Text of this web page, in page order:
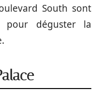
South sont
pour déguster la